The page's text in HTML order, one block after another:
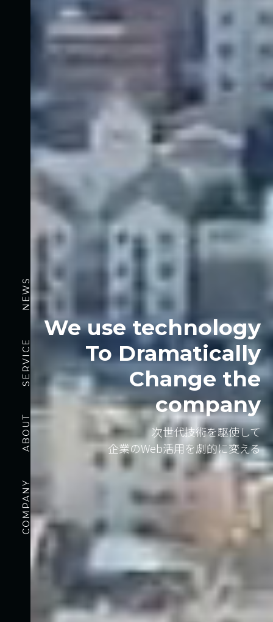
NEWS
SERVICE
ABOUT
COMPANY
We use technology
To Dramatically
Change the
company
次世代技術を駆使して
企業のWeb活用を劇的に変える